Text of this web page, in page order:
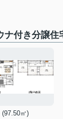
ナ付き分譲
(97.50㎡)